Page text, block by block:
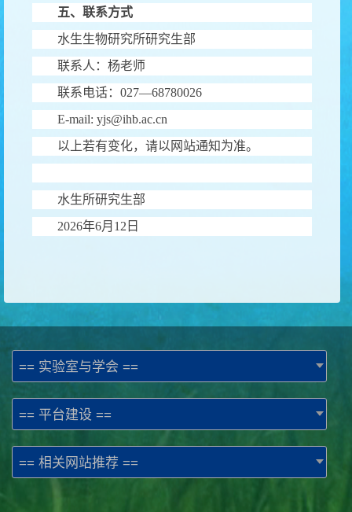
五、联系方式
水生生物研究所研究生部
联系人：杨老师
联系电话： 027—68780026
E-mail: yjs@ihb.ac.cn
以上若有变化，请以网站通知为准。
水生所研究生部
2026年6月 12 日
== 实验室与学会 ==
== 平台建设 ==
== 相关网站推荐 ==